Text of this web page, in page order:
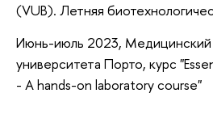
(VUB). Летняя
Июнь-июль 2023, Медицинский
университета Порто, курс
- A hands-on laboratory course"